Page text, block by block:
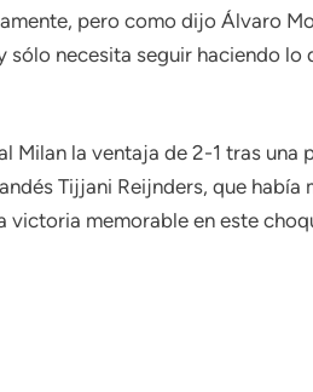
pero como dijo Álvaro
sólo necesita seguir haciendo lo
Milan la ventaja de 2-1 tras una
Tijjani Reijnders, que había
victoria memorable en este